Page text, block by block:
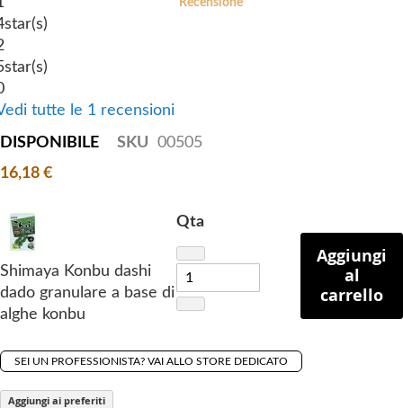
n
i
n
g
o
f
t
e
m
g
e
s
a
l
l
star(s)
star(s)
tutte le 1 recensioni
Recensione
DISPONIBILE SKU
00505
16,18 €
Shimaya Konbu dashi
dado granulare a base di
alghe konbu
Qta
Aggiungi
al
carrello
SEI UN PROFESSIONISTA? VAI ALLO STORE DEDICATO
Aggiungi ai preferiti